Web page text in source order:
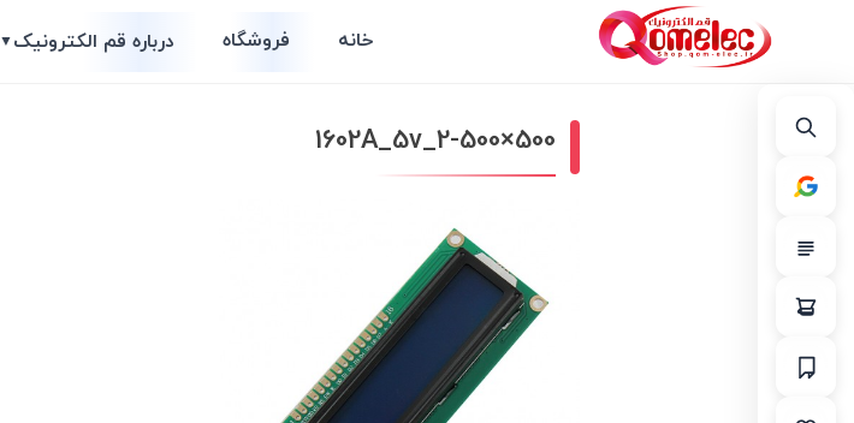
خانه فروشگاه درباره قم الکترونیک▼
1602A_5v_2-500×500